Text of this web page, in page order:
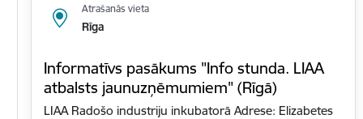
Atrašanās vieta
Rīga
Informatīvs pasākums "Info stunda. LIAA
atbalsts jaunuzņēmumiem" (Rīgā)
LIAA Radošo industriju inkubatorā Adrese: Elizabetes